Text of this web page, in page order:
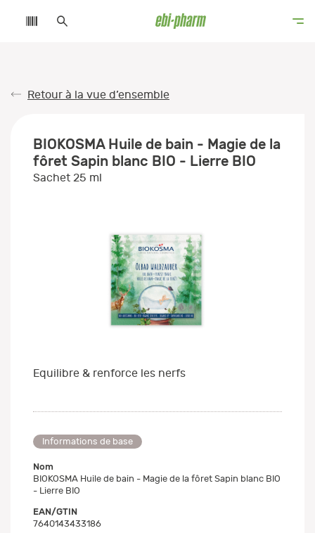
Retour à la vue d’ensemble
BIOKOSMA Huile de bain - Magie de la
fôret Sapin blanc BIO - Lierre BIO
Sachet 25 ml
Equilibre & renforce les nerfs
Informations de base
Nom
BIOKOSMA Huile de bain - Magie de la fôret Sapin blanc BIO
- Lierre BIO
EAN/GTIN
7640143433186